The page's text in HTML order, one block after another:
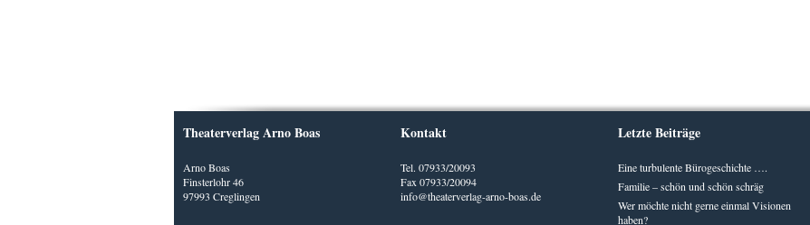
Theaterverlag Arno Boas
Arno Boas
Finsterlohr 46
97993 Creglingen
Kontakt
Tel. 07933/20093
Fax 07933/20094
info@theaterverlag-arno-boas.de
Letzte Beiträge
Eine turbulente Bürogeschichte ….
Familie – schön und schön schräg
Wer möchte nicht gerne einmal Visionen
haben?